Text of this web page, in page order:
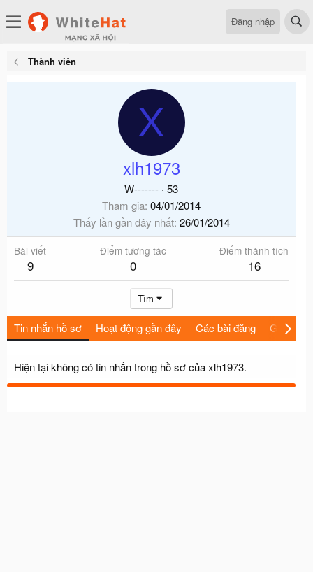
Đăng nhập
Thành viên
X
xlh1973
W------- · 53
Tham gia 04/01/2014
Thấy lần gần đây nhất 26/01/2014
Bài viết
9
Điểm tương tác
0
Điểm thành tích
16
Tìm
Tin nhắn hồ sơ Hoạt động gần đây Các bài đăng Giới thiệu
Hiện tại không có tin nhắn trong hồ sơ của xlh1973.